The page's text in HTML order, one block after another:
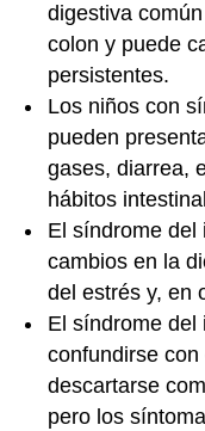
digestiva
colon y puede
persistentes.
Los niños con
pueden
gases, diarrea,
hábitos
El síndrome del
cambios en la
del estrés y, en
El síndrome del
confundirse
descartarse
pero los